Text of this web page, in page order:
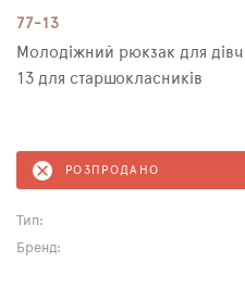
77-13
Молодіжний рюкзак для
13 для старшокласників
РОЗПРОДАНО
Тип:
Бренд: